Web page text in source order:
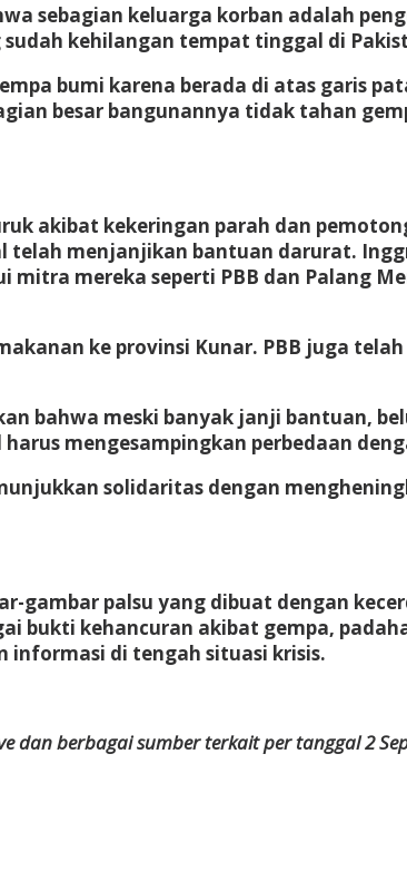
sebagian keluarga korban adalah
kehilangan tempat tinggal di
bumi karena berada di atas garis
besar bangunannya tidak tahan
akibat kekeringan parah dan
telah menjanjikan bantuan darurat.
mitra mereka seperti PBB dan Palang
ke provinsi Kunar. PBB juga
bahwa meski banyak janji bantuan,
mengesampingkan perbedaan
solidaritas dengan
gambar palsu yang dibuat dengan
bukti kehancuran akibat gempa,
di tengah situasi krisis.
dan berbagai sumber terkait per tanggal 2